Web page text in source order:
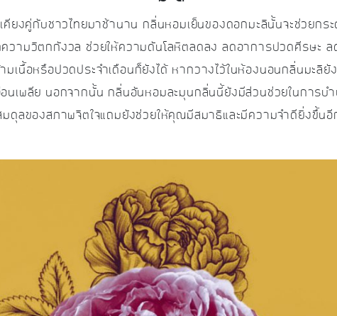
งคู่กับชาวไทยมาช้านาน กลิ่นหอมเย็นของดอกมะลินั้นจะช่วยกร
วามวิตกกังวล ช่วยให้ความดันโลหิตลดลง ลดอาการปวดศีรษะ ล
มเนื้อหรือปวดประจำเดือนก็ยังได้ หากวางไว้ในห้องนอนกลิ่นมะลิ
นเพลีย นอกจากนั้น กลิ่นอันหอมละมุนกลิ่นนี้ยังมีส่วนช่วยในการบำ
มดุลของสภาพจิตใจแถมยังช่วยให้คุณมีสมาธิและมีความจำดียิ่งขึ้นอี